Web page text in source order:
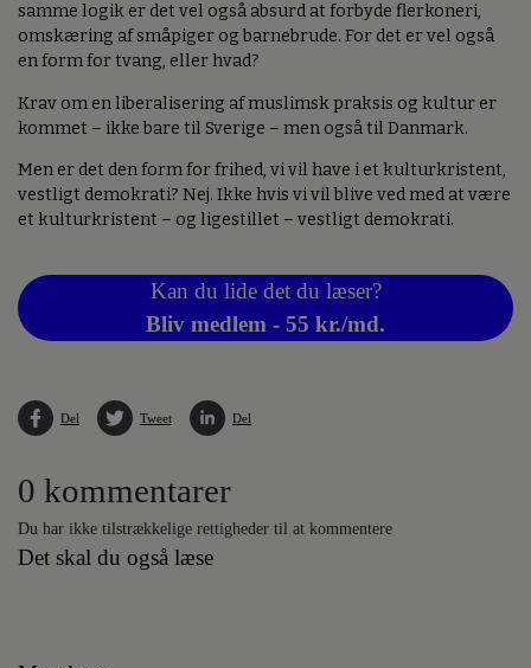
samme logik er det vel også absurd at forbyde flerkoneri,
omskæring af småpiger og barnebrude. For det er vel også
en form for tvang, eller hvad?
Krav om en liberalisering af muslimsk praksis og kultur er
kommet – ikke bare til Sverige – men også til Danmark.
Men er det den form for frihed, vi vil have i et kulturkristent,
vestligt demokrati? Nej. Ikke hvis vi vil blive ved med at være
et kulturkristent – og ligestillet – vestligt demokrati.
Kan du lide det du læser?
Bliv medlem - 55 kr./md.
Del Tweet Del
0 kommentarer
Du har ikke tilstrækkelige rettigheder til at kommentere
Det skal du også læse